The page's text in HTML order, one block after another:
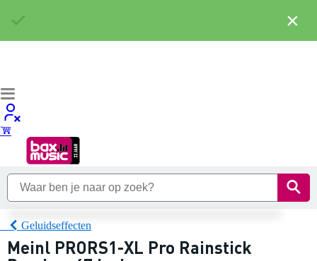
Geluidseffecten
Meinl PRORS1-XL Pro Rainstick
×